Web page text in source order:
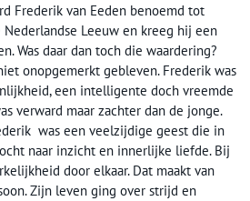
Frederik van Eeden benoemd tot
Leeuw en kreeg hij een
Was daar dan toch die waardering?
onopgemerkt gebleven. Frederik was
een intelligente doch vreemde
verward maar zachter dan de jonge.
was een veelzijdige geest die in
naar inzicht en innerlijke liefde. Bij
door elkaar. Dat maakt van
Zijn leven ging over strijd en